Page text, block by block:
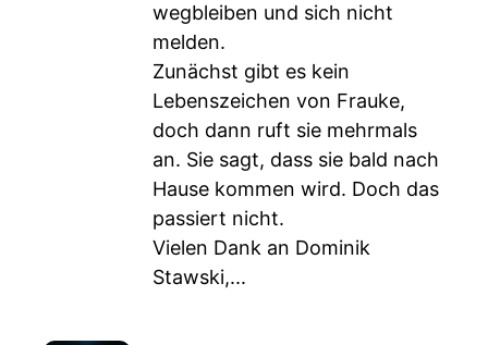
wegbleiben und sich nicht
melden.
Zunächst gibt es kein
Lebenszeichen von Frauke,
doch dann ruft sie mehrmals
an. Sie sagt, dass sie bald nach
Hause kommen wird. Doch das
passiert nicht.
Vielen Dank an Dominik
Stawski,...